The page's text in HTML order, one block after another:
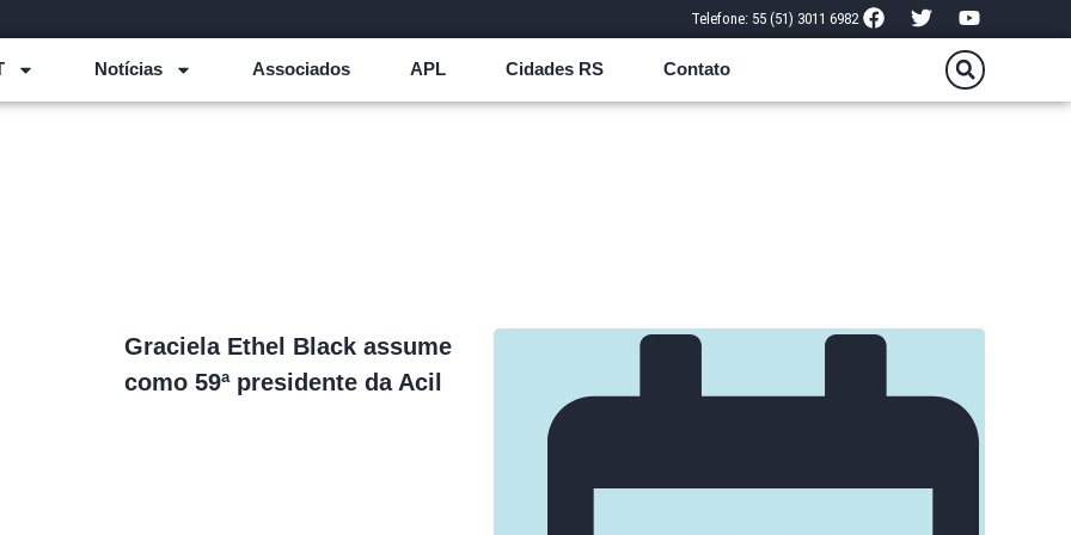
Telefone: 55 (51) 3011 6982
Notícias Associados APL Cidades RS Contato
Graciela Ethel Black assume
como 59ª presidente da Acil